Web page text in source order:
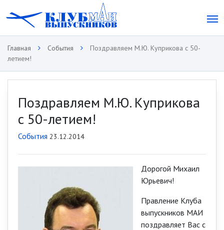
Главная События
Поздравляем М.Ю. Куприкова с 50-
летием!
Поздравляем М.Ю. Куприкова
с 50-летием!
События 23.12.2014
Дорогой Михаил
Юрьевич!
Правление Клуба
выпускников МАИ
поздравляет Вас с